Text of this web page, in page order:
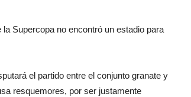
Supercopa no encontró un estadio para
el partido entre el conjunto granate y
resquemores, por ser justamente